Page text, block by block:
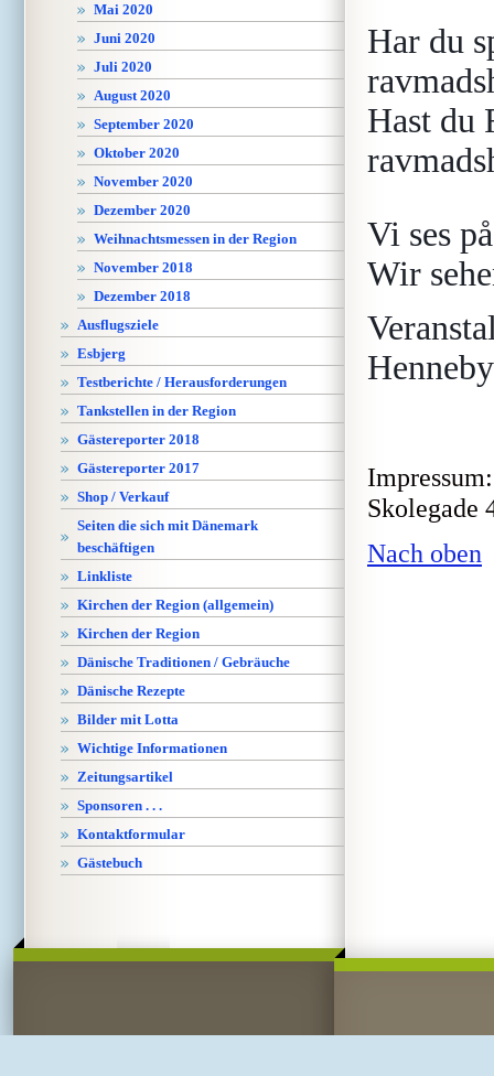
Mai 2020
Juni 2020
Juli 2020
August 2020
September 2020
Oktober 2020
November 2020
Dezember 2020
Weihnachtsmessen in der Region
November 2018
Dezember 2018
Ausflugsziele
Esbjerg
Testberichte / Herausforderungen
Tankstellen in der Region
Gästereporter 2018
Gästereporter 2017
Shop / Verkauf
Seiten die sich mit Dänemark
beschäftigen
Linkliste
Kirchen der Region (allgemein)
Kirchen der Region
Dänische Traditionen / Gebräuche
Dänische Rezepte
Bilder mit Lotta
Wichtige Informationen
Zeitungsartikel
Sponsoren . . .
Kontaktformular
Gästebuch
Har du
Hast du
Vi ses
Wir
Skolegade
Nach oben